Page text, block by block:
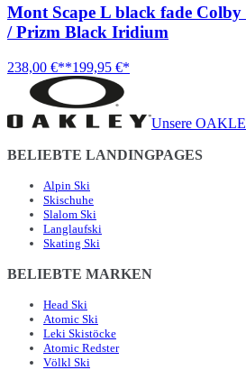
Mont Scape L black fade Colby
/ Prizm Black Iridium
238,00 €**199,95 €*
Unsere
BELIEBTE LANDINGPAGES
Alpin Ski
Skischuhe
Slalom Ski
Langlaufski
Skating Ski
BELIEBTE MARKEN
Head Ski
Atomic Ski
Leki Skistöcke
Atomic Redster
Völkl Ski